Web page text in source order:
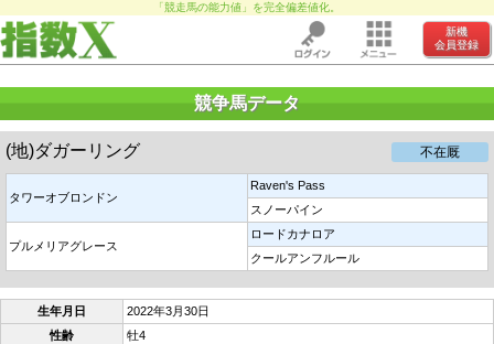
「競走馬の能力値」を完全偏差値化。
新機
会員登録
競争馬データ
(地)ダガーリング 不在厩
タワーオブロンドン
Raven's Pass
スノーパイン
プルメリアグレース
ロードカナロア
クールアンフルール
生年月日
2022年3月30日
性齢
牡4